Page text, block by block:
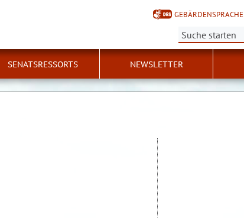
GEBÄRDENSPRACHE
Suche:
SENATSRESSORTS NEWSLETTER